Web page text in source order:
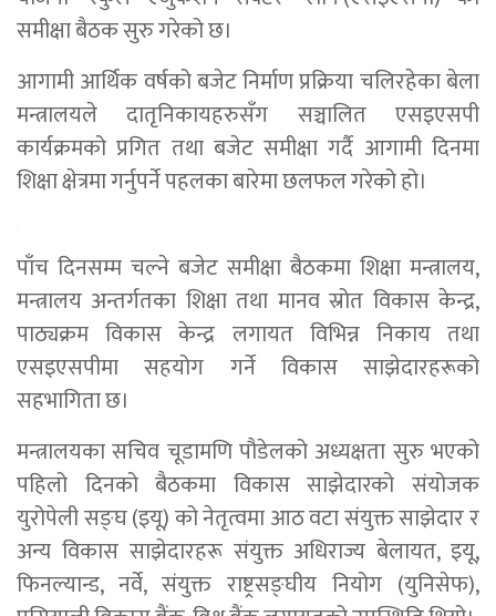
समीक्षा बैठक सुरु गरेको छ।
आगामी आर्थिक वर्षको बजेट निर्माण प्रक्रिया चलिरहेका बेला
मन्त्रालयले दातृनिकायहरुसँग सञ्चालित एसइएसपी
कार्यक्रमको प्रगित तथा बजेट समीक्षा गर्दै आगामी दिनमा
शिक्षा क्षेत्रमा गर्नुपर्ने पहलका बारेमा छलफल गरेको हो।
पाँच दिनसम्म चल्ने बजेट समीक्षा बैठकमा शिक्षा मन्त्रालय,
मन्त्रालय अन्तर्गतका शिक्षा तथा मानव स्रोत विकास केन्द्र,
पाठ्यक्रम विकास केन्द्र लगायत विभिन्न निकाय तथा
एसइएसपीमा सहयोग गर्ने विकास साझेदारहरूको
सहभागिता छ।
मन्त्रालयका सचिव चूडामणि पौडेलको अध्यक्षता सुरु भएको
पहिलो दिनको बैठकमा विकास साझेदारको संयोजक
युरोपेली सङ्घ (इयू) को नेतृत्वमा आठ वटा संयुक्त साझेदार र
अन्य विकास साझेदारहरू संयुक्त अधिराज्य बेलायत, इयू,
फिनल्यान्ड, नर्वे, संयुक्त राष्ट्रसङ्घीय नियोग (युनिसेफ),